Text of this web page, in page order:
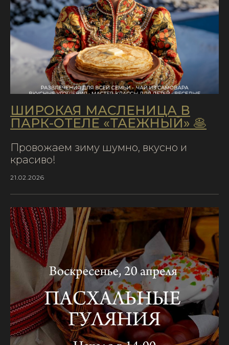
ШИРОКАЯ МАСЛЕНИЦА В
ПАРК-ОТЕЛЕ «ТАЁЖНЫЙ» 🥞
Провожаем зиму шумно, вкусно и
красиво!
21.02.2026